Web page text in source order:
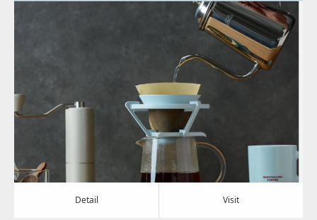
食料品
Detail
Detail Visit